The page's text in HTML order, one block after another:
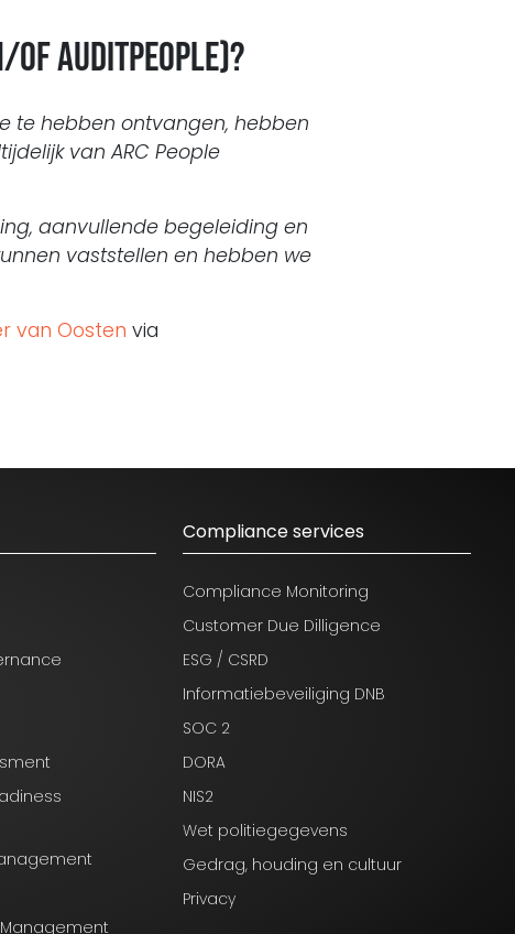
of AuditPeople)?
te hebben ontvangen, hebben
van ARC People
aanvullende begeleiding en
vaststellen en hebben we
van Oosten via
Compliance services
Compliance Monitoring
Customer Due Dilligence
ESG / CSRD
Informatiebeveiliging DNB
SOC 2
DORA
NIS2
Wet politiegegevens
Gedrag, houding en cultuur
Privacy